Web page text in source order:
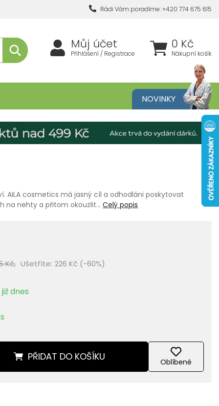
Rádi Vám poradíme: +420 774 675 615
0 Kč
Nákupní košík
Můj účet
Přihlášení / Registrace
NOVINKY
AILA cosmetics má jasný cíl a odhodláni poskytovat
na nehty a přitom okouzlit…Celý popis
Kč, Ušetříte: 226 Kč (-60%)
dnes
PŘIDAT DO KOŠÍKU Oblíbené